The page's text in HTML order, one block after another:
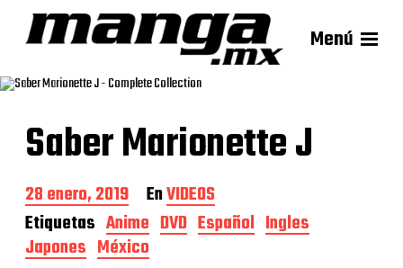
Menú
Saber Marionette J
F
e
c
h
28 enero, 2019 EnVIDEOS
Etiquetas Anime DVD Español Ingles
Japones México